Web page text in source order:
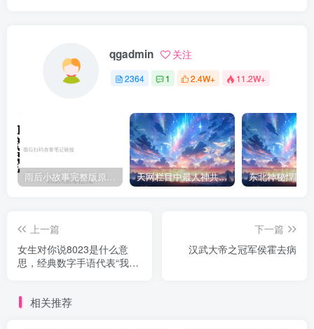
qgadmin 关注
2364 1 2.4W+ 11.2W+
雨后小故事完整版原片动态图（图+文字解说版） 天网栏目中最人神共愤的一期《消失的夫妻》
上一篇
女生对你说8023是什么意
思，经典数字手语代表“我爱
下一篇
汉武大帝之冠军侯霍去病
相关推荐